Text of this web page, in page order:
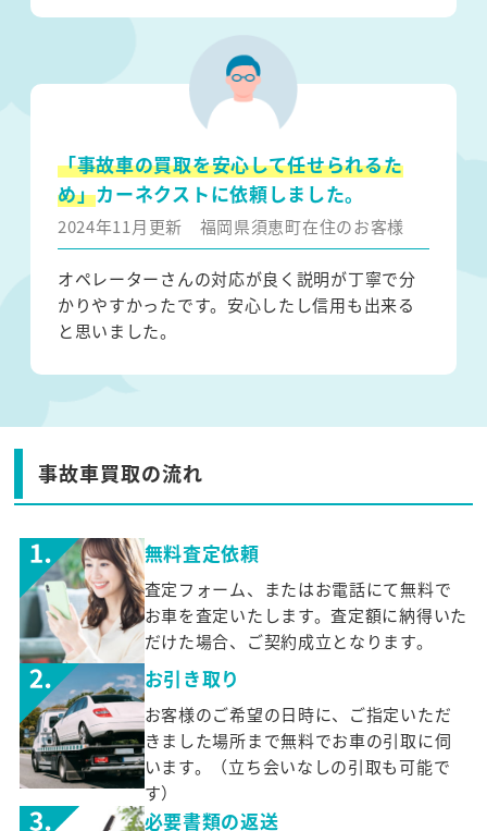
「事故車の買取を安心して任せられるた
め」カーネクストに依頼しました。
2024年11月更新 福岡県須恵町在住のお客様
オペレーターさんの対応が良く説明が丁寧で分
かりやすかったです。安心したし信用も出来る
と思いました。
事故車買取の流れ
無料査定依頼
査定フォーム、またはお電話にて無料で
お車を査定いたします。査定額に納得いた
だけた場合、ご契約成立となります。
お引き取り
お客様のご希望の日時に、ご指定いただ
きました場所まで無料でお車の引取に伺
います。（立ち会いなしの引取も可能で
す）
必要書類の返送